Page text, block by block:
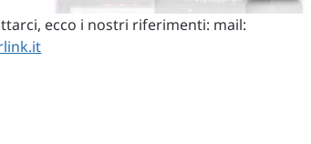
ecco i nostri riferimenti: mail: